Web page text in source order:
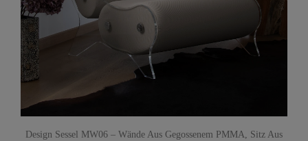
Design Sessel MW06 – Wände Aus Gegossenem PMMA, Sitz Aus